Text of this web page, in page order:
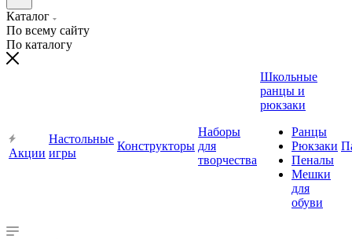
Каталог
По всему сайту
По каталогу
Акции
Настольные
игры
Конструкторы
Наборы
для
творчества
Школьные
ранцы и
рюкзаки
Ранцы
Рюкзаки
Пеналы
Мешки
для
обуви